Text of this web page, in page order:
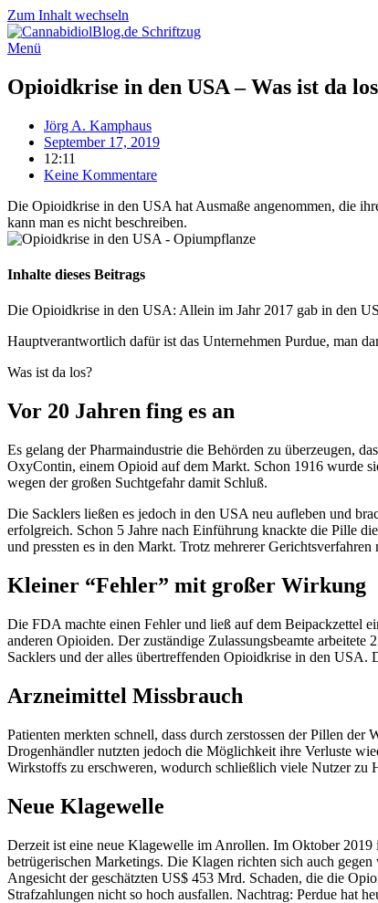
Zum Inhalt wechseln
Menü
Opioidkrise in den USA – Was ist da
Jörg A. Kamphaus
September 17, 2019
12:11
Keine Kommentare
Die Opioidkrise in den USA hat Ausmaße angenommen, die
kann man es nicht beschreiben.
Inhalte dieses Beitrags
Die Opioidkrise in den USA: Allein im Jahr 2017 gab in den
Hauptverantwortlich dafür ist das Unternehmen Purdue, man
Was ist da los?
Vor 20 Jahren fing es an
Es gelang der Pharmaindustrie die Behörden zu überzeugen,
OxyContin, einem Opioid auf dem Markt. Schon 1916 wurde
wegen der großen Suchtgefahr damit Schluß.
Die Sacklers ließen es jedoch in den USA neu aufleben und
erfolgreich. Schon 5 Jahre nach Einführung knackte die Pille
und pressten es in den Markt. Trotz mehrerer
Kleiner “Fehler” mit großer Wirkung
Die FDA machte einen Fehler und ließ auf dem Beipackzettel
anderen Opioiden. Der zuständige Zulassungsbeamte
Sacklers und der alles übertreffenden Opioidkrise in den
Arzneimittel Missbrauch
Patienten merkten schnell, dass durch zerstossen der Pillen
Drogenhändler nutzten jedoch die Möglichkeit ihre Verluste
Wirkstoffs zu erschweren, wodurch schließlich viele Nutzer zu
Neue Klagewelle
Derzeit ist eine neue Klagewelle im Anrollen. Im Oktober
betrügerischen Marketings. Die Klagen richten sich auch
Angesicht der geschätzten US$ 453 Mrd. Schaden, die die
Strafzahlungen nicht so hoch ausfallen. Nachtrag: Perdue hat